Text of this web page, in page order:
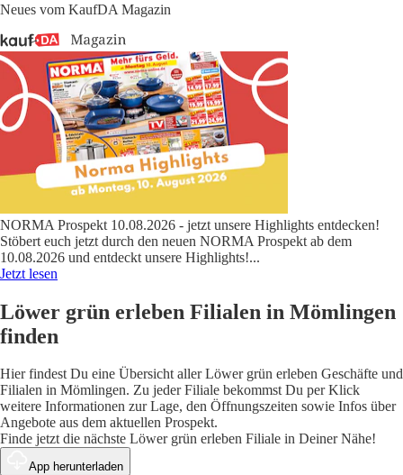
Neues vom KaufDA Magazin
NORMA Prospekt 10.08.2026 - jetzt unsere Highlights entdecken!
Stöbert euch jetzt durch den neuen NORMA Prospekt ab dem
10.08.2026 und entdeckt unsere Highlights!...
Jetzt lesen
Löwer grün erleben Filialen in Mömlingen
finden
Hier findest Du eine Übersicht aller Löwer grün erleben Geschäfte und
Filialen in Mömlingen. Zu jeder Filiale bekommst Du per Klick
weitere Informationen zur Lage, den Öffnungszeiten sowie Infos über
Angebote aus dem aktuellen Prospekt.
Finde jetzt die nächste Löwer grün erleben Filiale in Deiner Nähe!
App herunterladen